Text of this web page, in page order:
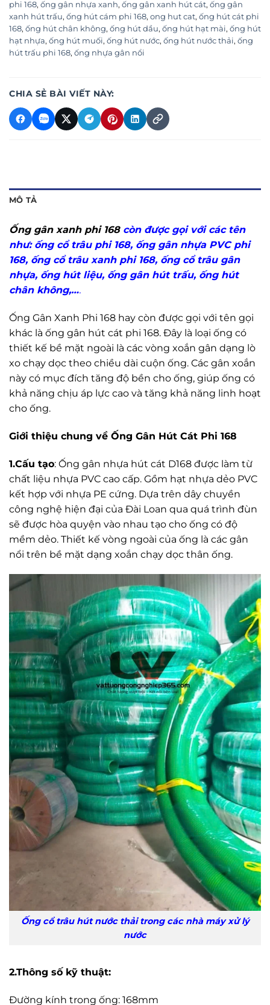
phi 168, ống gân nhựa xanh, ống gân xanh hút cát, ống gân
xanh hút trấu, ống hút cám phi 168, ong hut cat, ống hút cát phi
168, ống hút chân không, ống hút dầu, ống hút hạt mài, ống hút
hạt nhựa, ống hút muối, ống hút nước, ống hút nước thải, ống
hút trấu phi 168, ống nhựa gân nổi
CHIA SẺ BÀI VIẾT NÀY:
MÔ TẢ
Ống gân xanh phi 168 còn được gọi với các tên
như: ống cổ trâu phi 168, ống gân nhựa PVC phi
168, ống cổ trâu xanh phi 168, ống cổ trâu gân
nhựa, ống hút liệu, ống gân hút trấu, ống hút
chân không,….
Ống Gân Xanh Phi 168 hay còn được gọi với tên gọi
khác là ống gân hút cát phi 168. Đây là loại ống có
thiết kế bề mặt ngoài là các vòng xoắn gân dạng lò
xo chạy dọc theo chiều dài cuộn ống. Các gân xoắn
này có mục đích tăng độ bền cho ống, giúp ống có
khả năng chịu áp lực cao và tăng khả năng linh hoạt
cho ống.
Giới thiệu chung về Ống Gân Hút Cát Phi 168
1.Cấu tạo: Ống gân nhựa hút cát D168 được làm từ
chất liệu nhựa PVC cao cấp. Gồm hạt nhựa dẻo PVC
kết hợp với nhựa PE cứng. Dựa trên dây chuyền
công nghệ hiện đại của Đài Loan qua quá trình đùn
sẽ được hòa quyện vào nhau tạo cho ống có độ
mềm dẻo. Thiết kế vòng ngoài của ống là các gân
nổi trên bề mặt dạng xoắn chạy dọc thân ống.
Ống cổ trâu hút nước thải trong các nhà máy xử lý
nước
2.Thông số kỹ thuật:
Đường kính trong ống: 168mm